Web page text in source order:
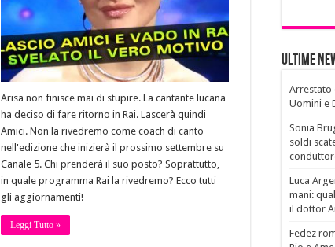
Arisa non finisce mai di stupire. La cantante lucana
ha deciso di fare ritorno in Rai. Lascerà quindi
Amici. Non la rivedremo come coach di canto
nell'edizione che inizierà il prossimo settembre su
Canale 5. Chi prenderà il suo posto? Soprattutto,
in quale programma Rai la rivedremo? Ecco tutti
gli aggiornamenti!
Leggi Tutto »
Ultime
Arrestato
Uomini e
Sonia
soldi
Luca
mani:
il dottor
Fedez